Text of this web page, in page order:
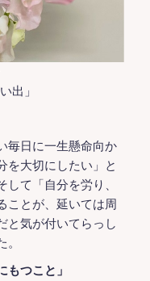
出」
毎日に一生懸命向か
を大切にしたい」と
て「自分を労り、
ことが、延いては周
と気が付いてらっし
もつこと」